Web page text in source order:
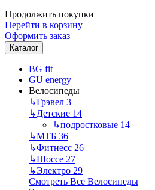
Продолжить покупки
Перейти в корзину
Оформить заказ
Каталог
BG fit
GU energy
Велосипеды
↳Грэвел 3
↳Детские 14
↳подростковые 14
↳МТБ 36
↳Фитнесс 26
↳Шоссе 27
↳Электро 29
Смотреть Все Велосипеды